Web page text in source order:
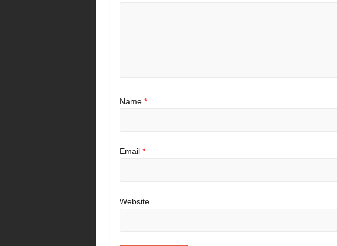
Name*
Email*
Website